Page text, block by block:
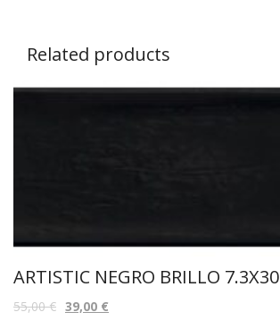
Related products
ARTISTIC NEGRO BRILLO 7.3X30
55,00€ 39,00 €